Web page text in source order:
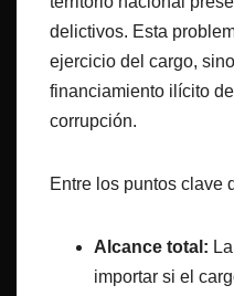
delictivos. Esta
ejercicio del cargo,
financiamiento ilícito
corrupción.
Entre los puntos clave
Alcance total:
importar si el